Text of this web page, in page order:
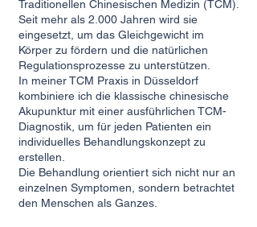
Traditionellen Chinesischen Medizin (TCM).
Seit mehr als 2.000 Jahren wird sie
eingesetzt, um das Gleichgewicht im
Körper zu fördern und die natürlichen
Regulationsprozesse zu unterstützen.
In meiner TCM Praxis in Düsseldorf
kombiniere ich die klassische chinesische
Akupunktur mit einer ausführlichen TCM-
Diagnostik, um für jeden Patienten ein
individuelles Behandlungskonzept zu
erstellen.
Die Behandlung orientiert sich nicht nur an
einzelnen Symptomen, sondern betrachtet
den Menschen als Ganzes.